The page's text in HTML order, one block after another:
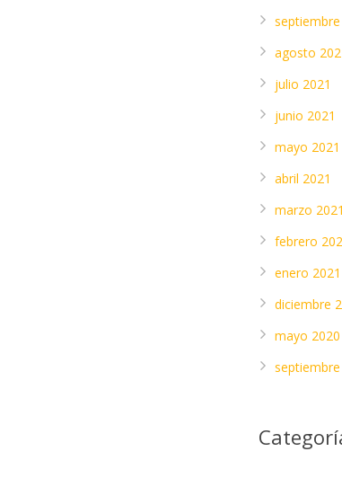
septiembre
agosto
julio 2021
junio 2021
mayo 2021
abril 2021
marzo 2021
febrero
enero 2021
diciembre
mayo 2020